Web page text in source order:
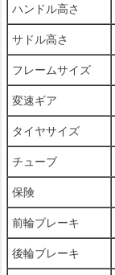
ハンドル高さ
サドル高さ
フレームサイズ
変速ギア
タイヤサイズ
チューブ
保険
前輪ブレーキ
後輪ブレーキ